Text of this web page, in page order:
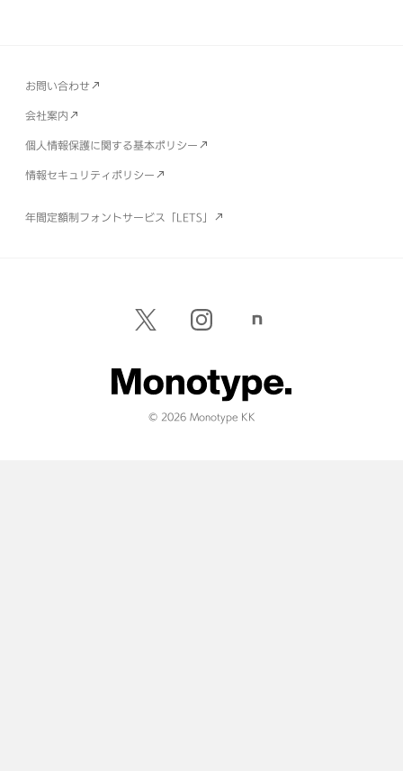
お問い合わせ
会社案内
個人情報保護に関する基本ポリシー
情報セキュリティポリシー
年間定額制フォントサービス「LETS」
© 2026 Monotype KK